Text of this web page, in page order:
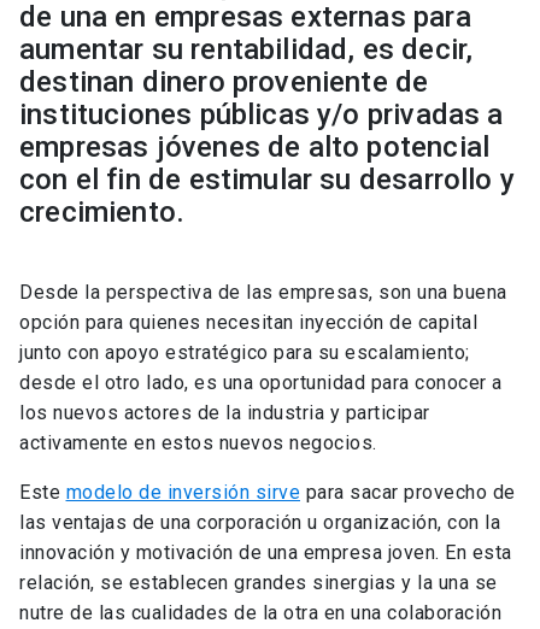
de una en empresas externas para
aumentar su rentabilidad, es decir,
destinan dinero proveniente de
instituciones públicas y/o privadas a
empresas jóvenes de alto potencial
con el fin de estimular su desarrollo y
crecimiento.
Desde la perspectiva de las empresas, son una buena
opción para quienes necesitan inyección de capital
junto con apoyo estratégico para su escalamiento;
desde el otro lado, es una oportunidad para conocer a
los nuevos actores de la industria y participar
activamente en estos nuevos negocios.
Este modelo de inversión sirve para sacar provecho de
las ventajas de una corporación u organización, con la
innovación y motivación de una empresa joven. En esta
relación, se establecen grandes sinergias y la una se
nutre de las cualidades de la otra en una colaboración